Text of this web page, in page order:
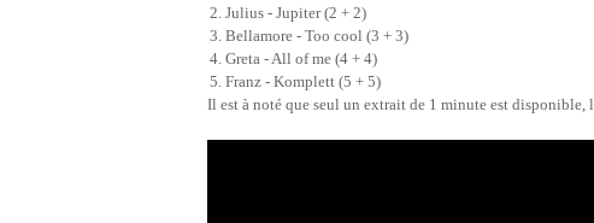
Julius - Jupiter (2 + 2)
Bellamore - Too cool (3 + 3)
Greta - All of me (4 + 4)
Franz - Komplett (5 + 5)
Il est à noté que seul un extrait de 1 minute est